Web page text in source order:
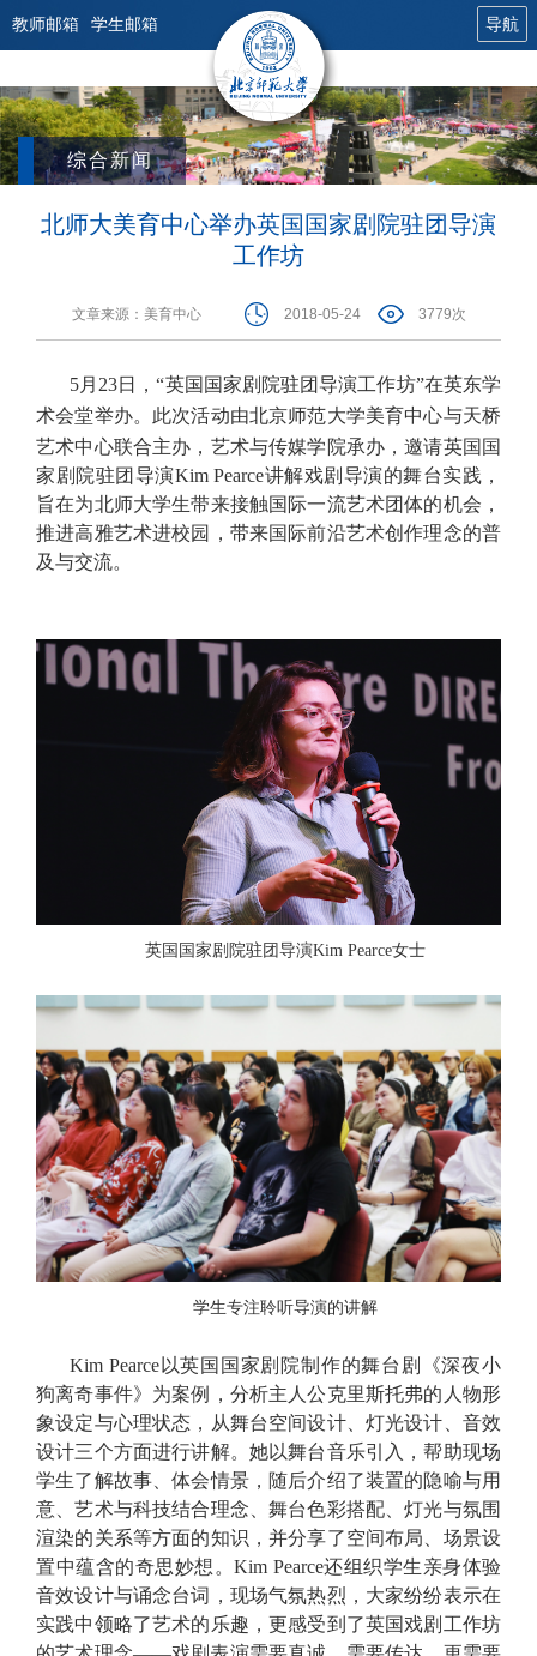
教师邮箱 学生邮箱 导航
综合新闻
北师大美育中心举办英国国家剧院驻团导演
工作坊
文章来源：美育中心 2018-05-24 3779次
5月23日，“英国国家剧院驻团导演工作坊”在英东学
术会堂举办。此次活动由北京师范大学美育中心与天桥
艺术中心联合主办，艺术与传媒学院承办，邀请英国国
家剧院驻团导演Kim Pearce讲解戏剧导演的舞台实践 ，
旨在为北师大学生带来接触国际一流艺术团体的机会，
推进高雅艺术进校园，带来国际前沿艺术创作理念的普
及与交流。
英国国家剧院驻团导演Kim Pearce女士
学生专注聆听导演的讲解
Kim Pearce以英国国家剧院制作的舞台剧《深夜小
狗离奇事件》为案例， 分析主人公克里斯托弗的人物形
象设定与心理状态，从舞台空间设计、灯光设计、音效
设计三个方面进行讲解。她以舞台音乐引入，帮助现场
学生了解故事、体会情景，随后介绍了装置的隐喻与用
意、艺术与科技结合理念、舞台色彩搭配、灯光与氛围
渲染的关系等方面的知识，并分享了空间布局、场景设
置中蕴含的奇思妙想。Kim Pearce还组织学生亲身体验
音效设计与诵念台词，现场气氛热烈，大家纷纷表示在
实践中领略了艺术的乐趣，更感受到了英国戏剧工作坊